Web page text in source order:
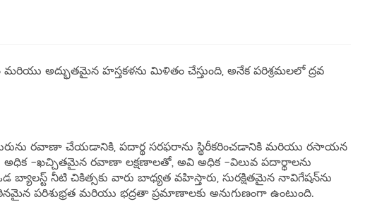
అద్భుతమైన హస్తకళను మిళితం చేస్తుంది, అనేక పరిశ్రమలలో ద్రవ
రవాణా చేయడానికి, పదార్థ సరఫరాను స్థిరీకరించడానికి మరియు రసాయన
-ఖచ్చితమైన రవాణా లక్షణాలతో, అవి అధిక -విలువ పదార్థాలను
నీటి చికిత్సకు వారు బాధ్యత వహిస్తారు, సురక్షితమైన నావిగేషన్‌ను
పరిశుభ్రత మరియు భద్రతా ప్రమాణాలకు అనుగుణంగా ఉంటుంది.